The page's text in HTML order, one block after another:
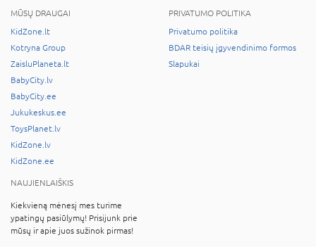
MŪSŲ DRAUGAI
KidZone.lt
Kotryna Group
ZaisluPlaneta.lt
BabyCity.lv
BabyCity.ee
Jukukeskus.ee
ToysPlanet.lv
KidZone.lv
KidZone.ee
PRIVATUMO POLITIKA
Privatumo politika
BDAR teisių įgyvendinimo formos
Slapukai
NAUJIENLAIŠKIS
Kiekvieną mėnesį mes turime
ypatingų pasiūlymų! Prisijunk prie
mūsų ir apie juos sužinok pirmas!